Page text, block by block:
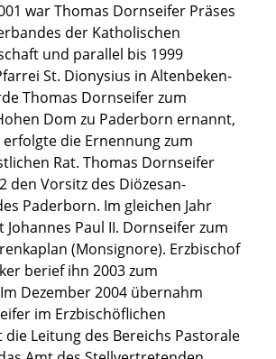
war Thomas Dornseifer Präses
der Katholischen
und parallel bis 1999
St. Dionysius in Altenbeken-
Thomas Dornseifer zum
Dom zu Paderborn ernannt,
erfolgte die Ernennung zum
Rat. Thomas Dornseifer
den Vorsitz des Diözesan-
Paderborn. Im gleichen Jahr
Paul II. Dornseifer zum
(Monsignore). Erzbischof
berief ihn 2003 zum
Dezember 2004 übernahm
im Erzbischöflichen
die Leitung des Bereichs Pastorale